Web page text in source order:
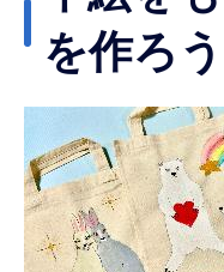
を作ろう